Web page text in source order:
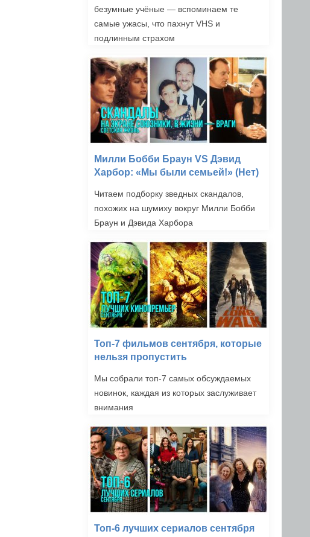
безумные учёные — вспоминаем те
самые ужасы, что пахнут VHS и
подлинным страхом
Милли Бобби Браун VS Дэвид
Харбор: «Мы были семьей!» (Нет)
Читаем подборку зведных скандалов,
похожих на шумиху вокруг Милли Бобби
Браун и Дэвида Харбора
Топ-7 фильмов сентября, которые
нельзя пропустить
Мы собрали топ-7 самых обсуждаемых
новинок, каждая из которых заслуживает
внимания
Топ-6 лучших сериалов сентября